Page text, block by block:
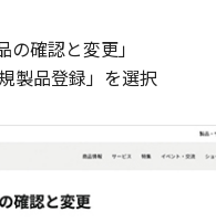
確認と変更」
製品登録」を選択